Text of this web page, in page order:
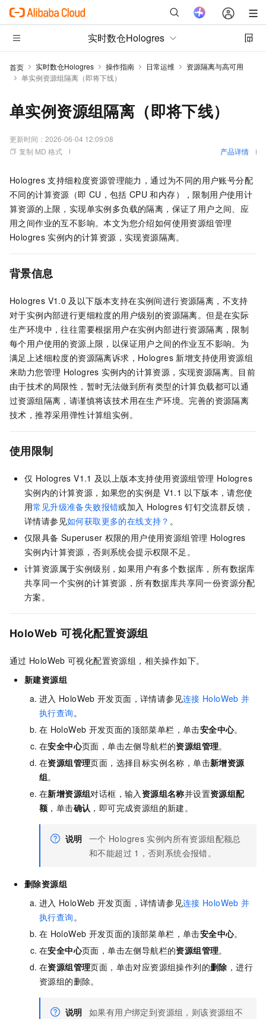
实时数仓Hologres
首页 实时数仓Hologres 操作指南 日常运维
资源隔离与高可用
单实例资源组隔离（即将下线）
单实例资源组隔离（即将下线）
更新时间： 2026-06-04 12:09:08
复制 MD 格式
产品详情
Hologres 支持细粒度资源管理能力，通过为不同的用户账号分配
不同的计算资源（即 CU，包括 CPU 和内存），限制用户使用计
算资源的上限，实现单实例多负载的隔离，保证了用户之间、应
用之间作业的互不影响。本文为您介绍如何使用资源组管理
Hologres 实例内的计算资源，实现资源隔离。
背景信息
Hologres V1.0 及以下版本支持在实例间进行资源隔离，不支持
对于实例内部进行更细粒度的用户级别的资源隔离。但是在实际
生产环境中，往往需要根据用户在实例内部进行资源隔离，限制
每个用户使用的资源上限，以保证用户之间的作业互不影响。为
满足上述细粒度的资源隔离诉求，Hologres 新增支持使用资源组
来助力您管理 Hologres 实例内的计算资源，实现资源隔离。目前
由于技术的局限性，暂时无法做到所有类型的计算负载都可以通
过资源组隔离，请谨慎将该技术用在生产环境。完善的资源隔离
技术，推荐采用弹性计算组实例。
使用限制
仅 Hologres V1.1 及以上版本支持使用资源组管理 Hologres
实例内的计算资源，如果您的实例是 V1.1 以下版本，请您使
用常见升级准备失败报错或加入 Hologres 钉钉交流群反馈，
详情请参见如何获取更多的在线支持？ 。
仅限具备 Superuser 权限的用户使用资源组管理 Hologres
实例内计算资源，否则系统会提示权限不足。
计算资源属于实例级别，如果用户有多个数据库，所有数据库
共享同一个实例的计算资源，所有数据库共享同一份资源分配
方案。
HoloWeb 可视化配置资源组
通过 HoloWeb 可视化配置资源组，相关操作如下。
新建资源组
进入 HoloWeb 开发页面，详情请参见连接 HoloWeb 并
执行查询。
在 HoloWeb 开发页面的顶部菜单栏，单击安全中心。
在安全中心页面，单击左侧导航栏的资源组管理。
在资源组管理页面，选择目标实例名称，单击新增资源
组。
在新增资源组对话框，输入资源组名称并设置资源组配
额 ，单击确认 ，即可完成资源组的新建。
说明 一个 Hologres 实例内所有资源组配额总
和不能超过 1，否则系统会报错。
删除资源组
进入 HoloWeb 开发页面，详情请参见连接 HoloWeb 并
执行查询。
在 HoloWeb 开发页面的顶部菜单栏，单击安全中心。
在安全中心页面，单击左侧导航栏的资源组管理。
在资源组管理页面，单击对应资源组操作列的删除 ，进行
资源组的删除。
说明 如果有用户绑定到资源组，则该资源组不